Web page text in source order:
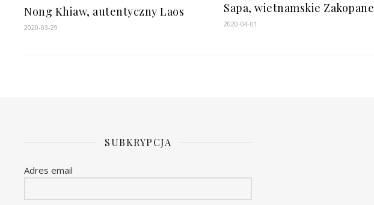
Nong Khiaw, autentyczny Laos
2020-03-29
Sapa, wietnamskie Zakopane
2020-04-01
SUBKRYPCJA
Adres email